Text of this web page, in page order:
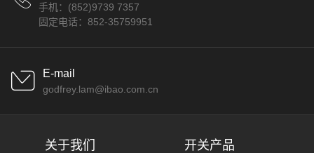
手机：(852)9739 7357
固定电话：852-35759951
E-mail
godfrey.lam@ibao.com.cn
关于我们 开关产品